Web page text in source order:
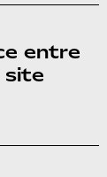
entre
site